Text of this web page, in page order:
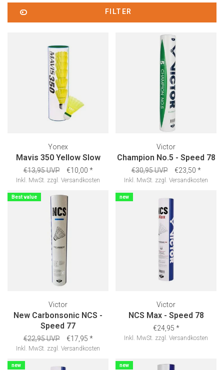
FILTER
Yonex
Mavis 350 Yellow Slow
€13,95 UVP €10,00 *
Inkl. MwSt. zzgl. Versandkosten
Victor
Champion No.5 - Speed 78
€30,95 UVP €23,50 *
Inkl. MwSt. zzgl. Versandkosten
Best value
Victor
New Carbonsonic NCS -
Speed 77
€22,95 UVP €17,95 *
Inkl. MwSt. zzgl. Versandkosten
new
Victor
NCS Max - Speed 78
€24,95 *
Inkl. MwSt. zzgl. Versandkosten
new new